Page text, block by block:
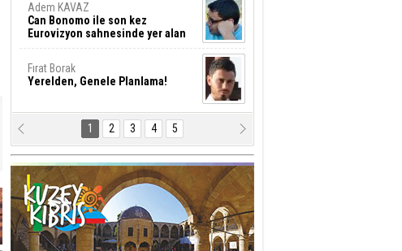
Adem KAVAZ
Can Bonomo ile son kez
Eurovizyon sahnesinde yer alan
Türkiye 10 yıl aradan sonra
Fırat Borak
Yerelden, Genele Planlama!
Erkut YILMABAŞAR
Bayrak tartışmaları ve ihalesiz
işler!
Arif Alasya
2015 SONRASI VE AKINCI.
1 2 3 4 5